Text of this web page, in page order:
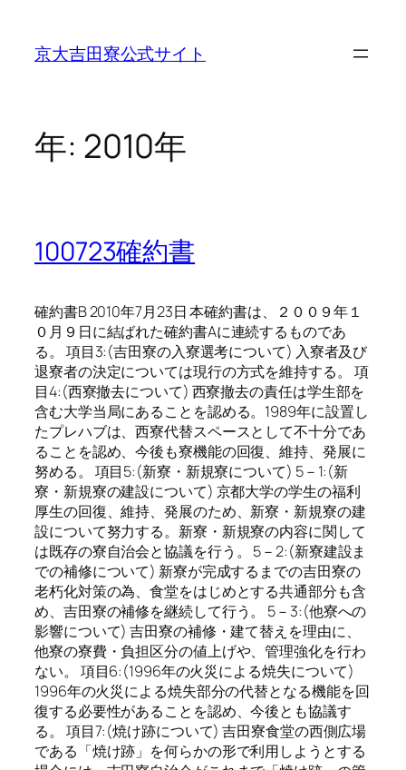
京大吉田寮公式サイト
年: 2010年
100723確約書
確約書B 2010年7月23日 本確約書は、２００９年１
０月９日に結ばれた確約書Aに連続するものであ
る。 項目3:(吉田寮の入寮選考について) 入寮者及び
退寮者の決定については現行の方式を維持する。 項
目4:(西寮撤去について) 西寮撤去の責任は学生部を
含む大学当局にあることを認める。1989年に設置し
たプレハブは、西寮代替スペースとして不十分であ
ることを認め、今後も寮機能の回復、維持、発展に
努める。 項目5:(新寮・新規寮について) 5－1:(新
寮・新規寮の建設について) 京都大学の学生の福利
厚生の回復、維持、発展のため、新寮・新規寮の建
設について努力する。新寮・新規寮の内容に関して
は既存の寮自治会と協議を行う。 5－2:(新寮建設ま
での補修について) 新寮が完成するまでの吉田寮の
老朽化対策の為、食堂をはじめとする共通部分も含
め、吉田寮の補修を継続して行う。 5－3:(他寮への
影響について) 吉田寮の補修・建て替えを理由に、
他寮の寮費・負担区分の値上げや、管理強化を行わ
ない。 項目6:(1996年の火災による焼失について)
1996年の火災による焼失部分の代替となる機能を回
復する必要性があることを認め、今後とも協議す
る。 項目7:(焼け跡について) 吉田寮食堂の西側広場
である「焼け跡」を何らかの形で利用しようとする